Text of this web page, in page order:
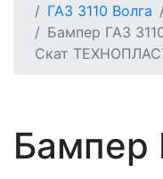
ГАЗ 3110 Волга
Бампер ГАЗ
Скат
Бампер